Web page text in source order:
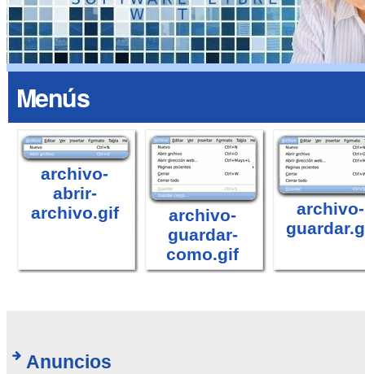
Menús
archivo-
abrir-
archivo.gif
archivo-
guardar-
como.gif
archivo-
Anuncios